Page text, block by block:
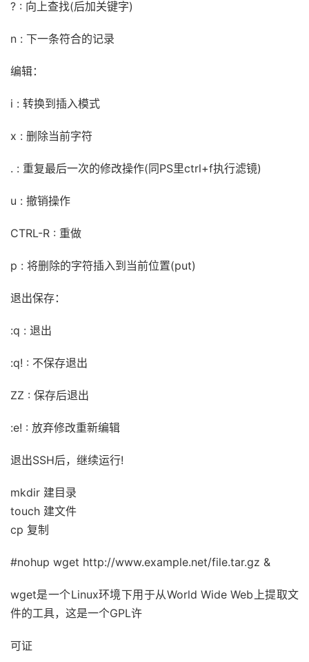
? : 向上查找(后加关键字)
n : 下一条符合的记录
编辑：
i : 转换到插入模式
x : 删除当前字符
. : 重复最后一次的修改操作(同PS里ctrl+f执行滤镜)
u : 撤销操作
CTRL-R : 重做
p : 将删除的字符插入到当前位置(put)
退出保存：
:q : 退出
:q! : 不保存退出
ZZ : 保存后退出
:e! : 放弃修改重新编辑
退出SSH后，继续运行!
mkdir 建目录
touch 建文件
cp 复制
#nohup wget http://www.example.net/file.tar.gz &
wget是一个Linux环境下用于从World Wide Web上提取文
件的工具，这是一个GPL许
可证